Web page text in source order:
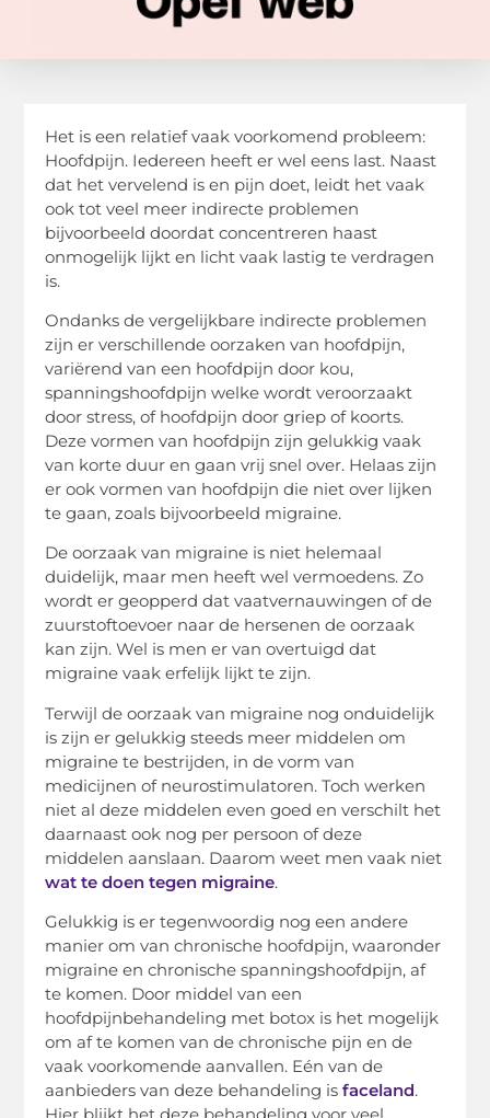
Het is een relatief vaak voorkomend probleem:
Hoofdpijn. Iedereen heeft er wel eens last. Naast
dat het vervelend is en pijn doet, leidt het vaak
ook tot veel meer indirecte problemen
bijvoorbeeld doordat concentreren haast
onmogelijk lijkt en licht vaak lastig te verdragen
is.
Ondanks de vergelijkbare indirecte problemen
zijn er verschillende oorzaken van hoofdpijn,
variërend van een hoofdpijn door kou,
spanningshoofdpijn welke wordt veroorzaakt
door stress, of hoofdpijn door griep of koorts.
Deze vormen van hoofdpijn zijn gelukkig vaak
van korte duur en gaan vrij snel over. Helaas zijn
er ook vormen van hoofdpijn die niet over lijken
te gaan, zoals bijvoorbeeld migraine.
De oorzaak van migraine is niet helemaal
duidelijk, maar men heeft wel vermoedens. Zo
wordt er geopperd dat vaatvernauwingen of de
zuurstoftoevoer naar de hersenen de oorzaak
kan zijn. Wel is men er van overtuigd dat
migraine vaak erfelijk lijkt te zijn.
Terwijl de oorzaak van migraine nog onduidelijk
is zijn er gelukkig steeds meer middelen om
migraine te bestrijden, in de vorm van
medicijnen of neurostimulatoren. Toch werken
niet al deze middelen even goed en verschilt het
daarnaast ook nog per persoon of deze
middelen aanslaan. Daarom weet men vaak niet
wat te doen tegen migraine.
Gelukkig is er tegenwoordig nog een andere
manier om van chronische hoofdpijn, waaronder
migraine en chronische spanningshoofdpijn, af
te komen. Door middel van een
hoofdpijnbehandeling met botox is het mogelijk
om af te komen van de chronische pijn en de
vaak voorkomende aanvallen. Eén van de
aanbieders van deze behandeling isfaceland.